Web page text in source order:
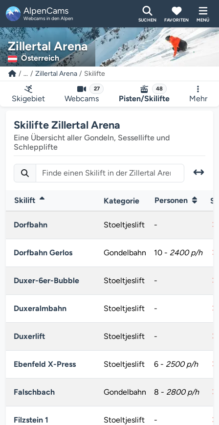
AlpenCams
Webcams in den Alpen SUCHEN FAVORITEN MENÜ
Zillertal Arena
Österreich
... Zillertal Arena Skilifte
Skigebiet
27
Webcams
48
Pisten/Skilifte Mehr
Skilifte Zillertal Arena
Eine Übersicht aller Gondeln, Sessellifte und
Schlepplifte
Skilift Kategorie Personen
Dorfbahn Stoeltjeslift -
Dorfbahn Gerlos Gondelbahn 10 - 2400 p/h
Duxer-6er-Bubble Stoeltjeslift -
Duxeralmbahn Stoeltjeslift -
Duxerlift Stoeltjeslift -
Ebenfeld X-Press Stoeltjeslift 6 - 2500 p/h
Falschbach Gondelbahn 8 - 2800 p/h
Filzstein 1 Stoeltjeslift -